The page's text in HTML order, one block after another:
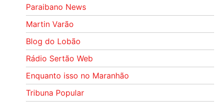
Paraibano News
Martin Varão
Blog do Lobão
Rádio Sertão Web
Enquanto isso no Maranhão
Tribuna Popular